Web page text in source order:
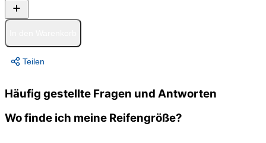
Teilen
Häufig gestellte Fragen und Antworten
Wo finde ich meine Reifengröße?